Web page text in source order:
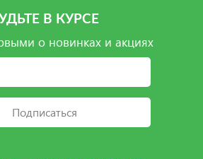
В КУРСЕ
о новинках и акциях
Подписаться